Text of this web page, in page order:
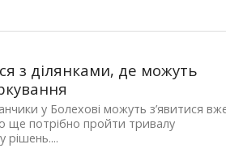
з ділянками, де можуть
у Болехові можуть з’явитися
ще потрібно пройти тривалу
рішень....